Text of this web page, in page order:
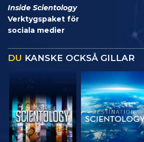
Inside Scientology
Verktygspaket för
sociala medier
DU KANSKE OCKSÅ GILLAR